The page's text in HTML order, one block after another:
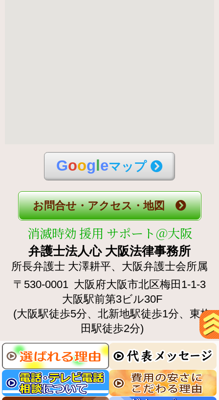
Googleマップ
お問合せ・アクセス・地図
消滅時効 援用 サポート＠大阪
弁護士法人心 大阪法律事務所
所長弁護士 大澤耕平、 大阪弁護士会所属
〒530-0001 大阪府大阪市北区梅田1-1-3
大阪駅前第3ビル30F
(大阪駅徒歩5分、北新地駅徒歩1分、東梅
田駅徒歩2分)